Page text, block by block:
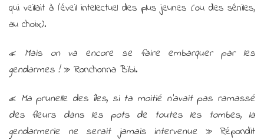
qui veillait à l’éveil intellectuel des plus jeunes (ou des séniles,
au choix).
« Mais on va encore se faire embarquer par les
gendarmes !» Ronchonna Bibi.
« Ma prunelle des îles, si ta moitié n’avait pas ramassé
des fleurs dans les pots de toutes les tombes, la
gendarmerie ne serait jamais intervenue » Répondit